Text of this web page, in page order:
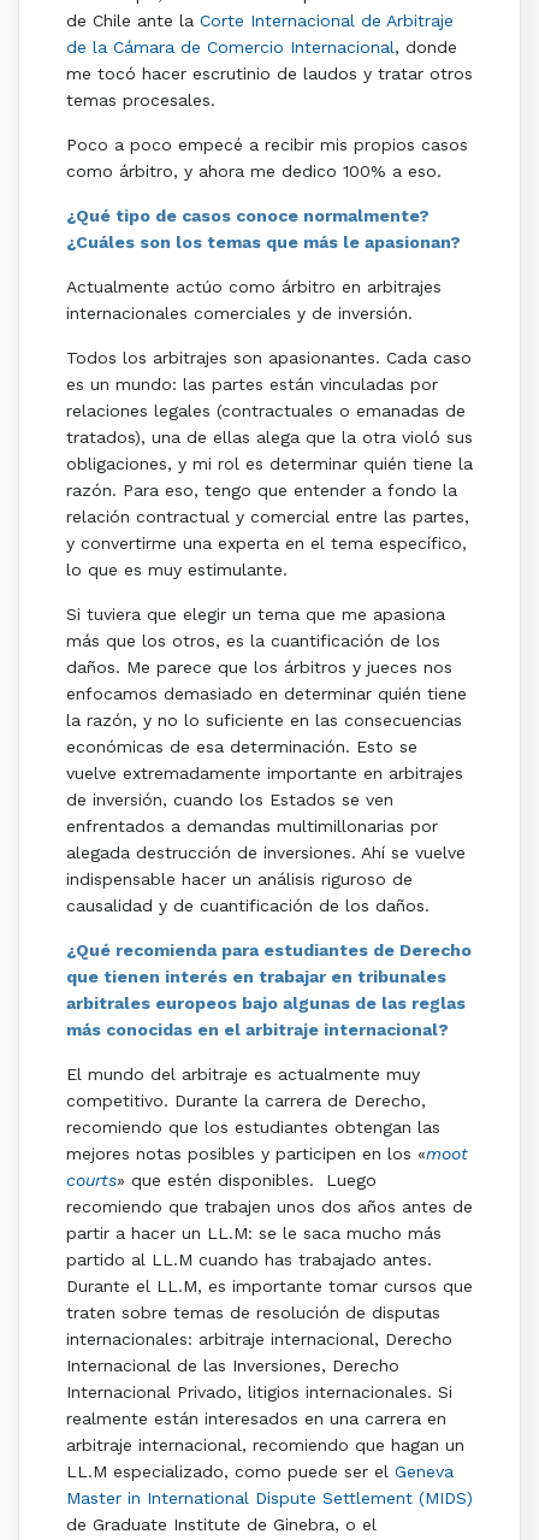
de Chile ante la Corte Internacional de Arbitraje
de la Cámara de Comercio Internacional, donde
me tocó hacer escrutinio de laudos y tratar otros
temas procesales.
Poco a poco empecé a recibir mis propios casos
como árbitro, y ahora me dedico 100% a eso.
¿Qué tipo de casos conoce normalmente?
¿Cuáles son los temas que más le apasionan?
Actualmente actúo como árbitro en arbitrajes
internacionales comerciales y de inversión.
Todos los arbitrajes son apasionantes. Cada caso
es un mundo: las partes están vinculadas por
relaciones legales (contractuales o emanadas de
tratados), una de ellas alega que la otra violó sus
obligaciones, y mi rol es determinar quién tiene la
razón. Para eso, tengo que entender a fondo la
relación contractual y comercial entre las partes,
y convertirme una experta en el tema específico,
lo que es muy estimulante.
Si tuviera que elegir un tema que me apasiona
más que los otros, es la cuantificación de los
daños. Me parece que los árbitros y jueces nos
enfocamos demasiado en determinar quién tiene
la razón, y no lo suficiente en las consecuencias
económicas de esa determinación. Esto se
vuelve extremadamente importante en arbitrajes
de inversión, cuando los Estados se ven
enfrentados a demandas multimillonarias por
alegada destrucción de inversiones. Ahí se vuelve
indispensable hacer un análisis riguroso de
causalidad y de cuantificación de los daños.
¿Qué recomienda para estudiantes de Derecho
que tienen interés en trabajar en tribunales
arbitrales europeos bajo algunas de las reglas
más conocidas en el arbitraje internacional?
El mundo del arbitraje es actualmente muy
competitivo. Durante la carrera de Derecho,
recomiendo que los estudiantes obtengan las
mejores notas posibles y participen en los «moot
courts» que estén disponibles. Luego
recomiendo que trabajen unos dos años antes de
partir a hacer un LL.M: se le saca mucho más
partido al LL.M cuando has trabajado antes.
Durante el LL.M, es importante tomar cursos que
traten sobre temas de resolución de disputas
internacionales: arbitraje internacional, Derecho
Internacional de las Inversiones, Derecho
Internacional Privado, litigios internacionales. Si
realmente están interesados en una carrera en
arbitraje internacional, recomiendo que hagan un
LL.M especializado, como puede ser el Geneva
Master in International Dispute Settlement (MIDS)
de Graduate Institute de Ginebra, o el